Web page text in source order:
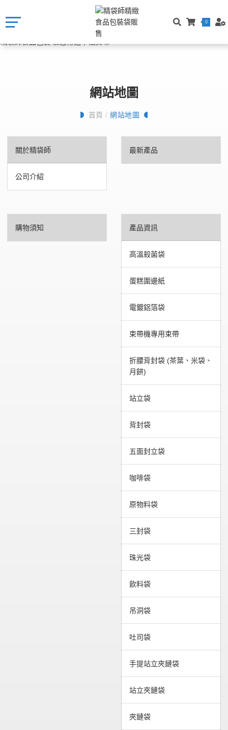
0
網站地圖
首頁/ 網站地圖
關於精袋師
公司介紹
最新產品
購物須知 產品資訊
高溫殺菌袋
蛋糕圍邊紙
電鍍鋁箔袋
束帶機專用束帶
折腰背封袋 (茶葉、米袋、
月餅)
站立袋
背封袋
五面封立袋
咖啡袋
原物料袋
三封袋
珠光袋
飲料袋
吊洞袋
吐司袋
手提站立夾鏈袋
站立夾鏈袋
夾鏈袋